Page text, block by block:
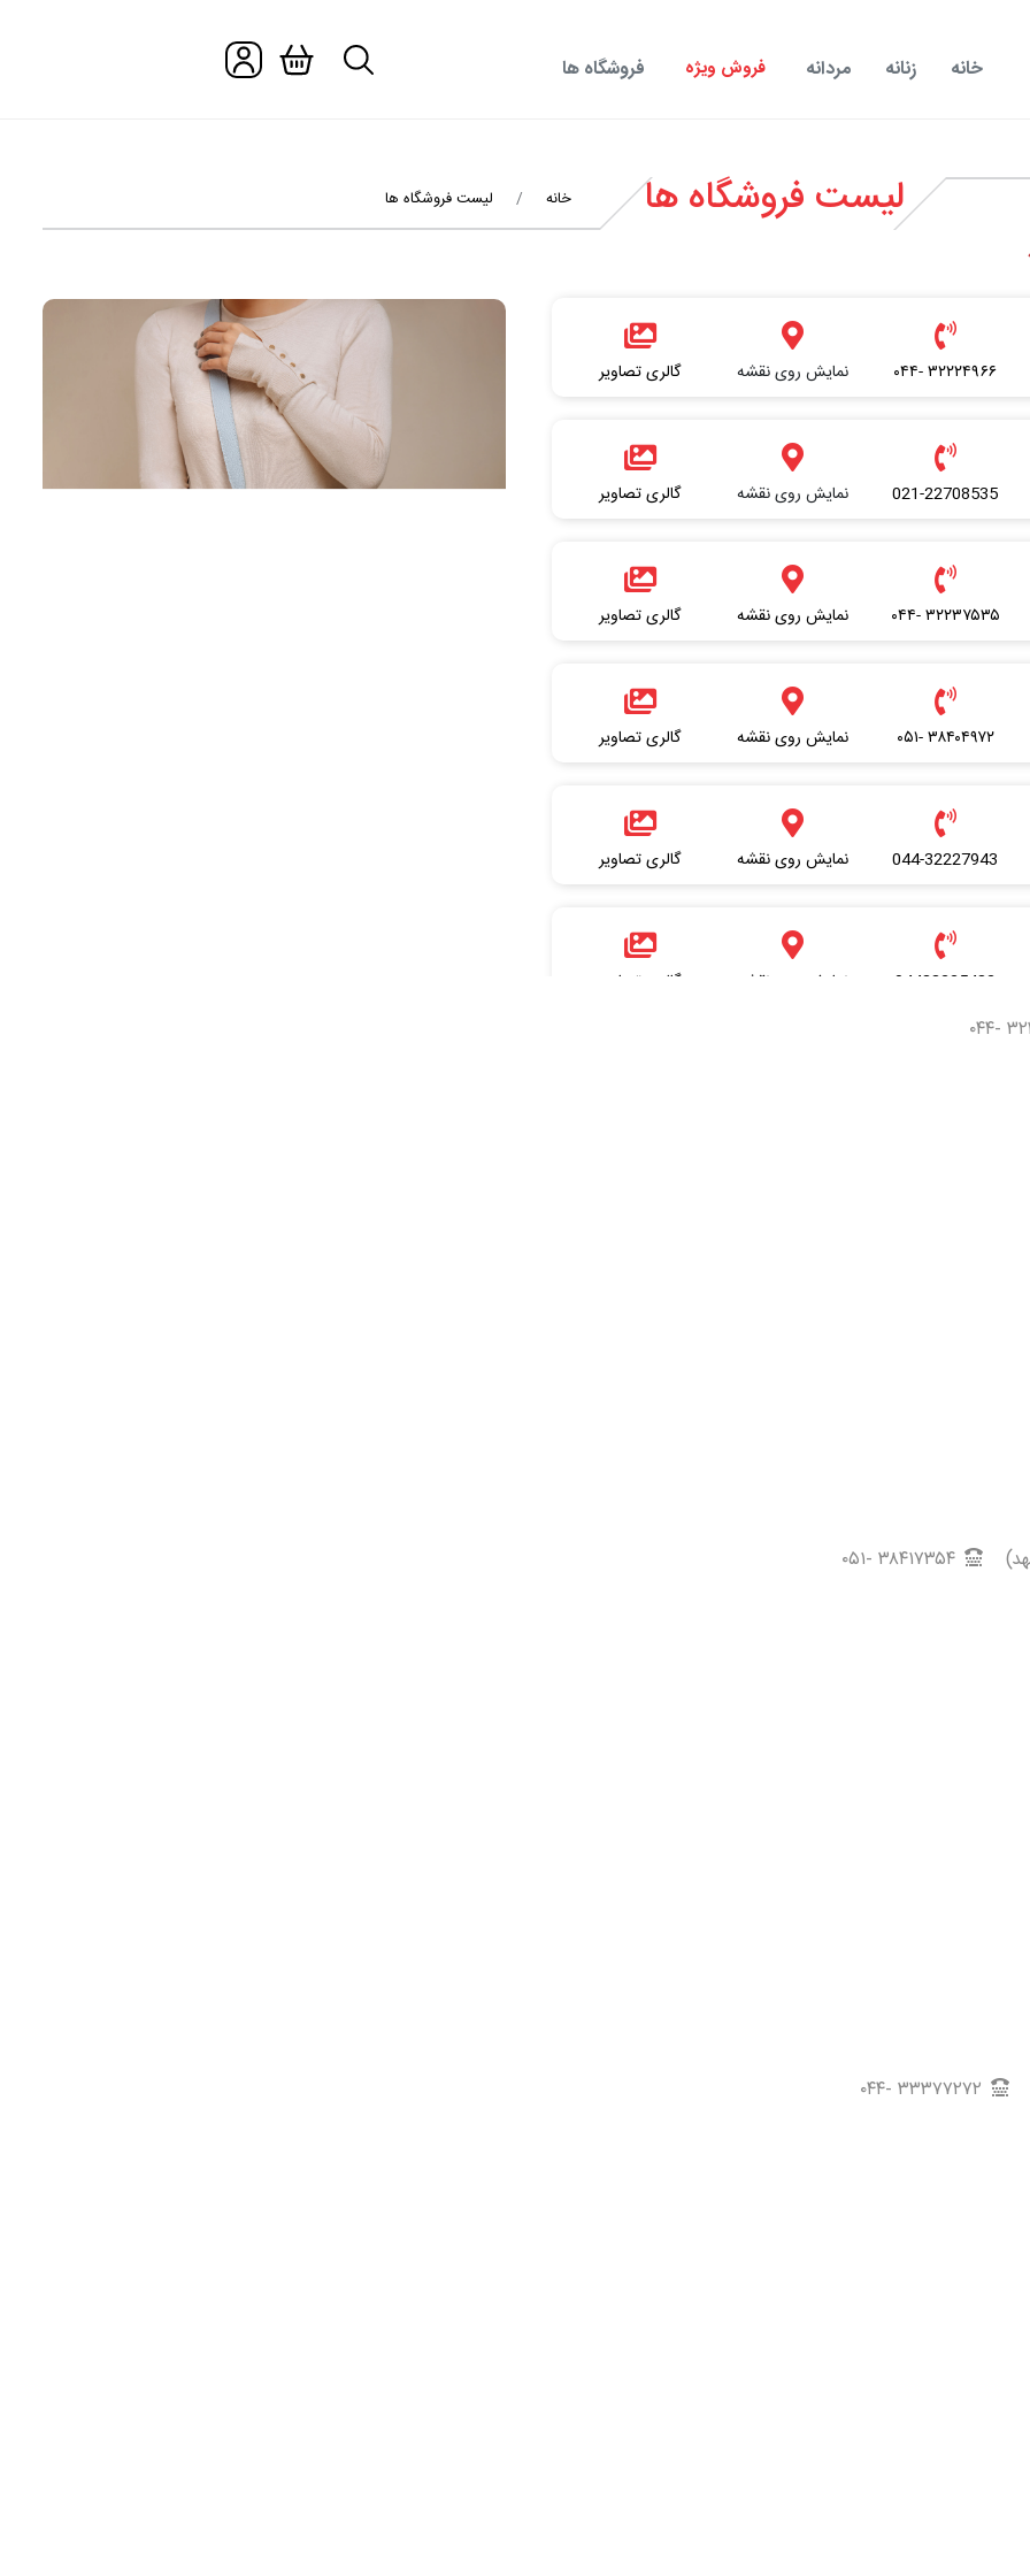
خانه زنانه مردانه فروش ویژه فروشگاه ها
لیست فروشگاه ها خانه / لیست فروشگاه ها
۳۲۲۲۴۹۶۶ -۰۴۴ نمایش روی نقشه گالری تصاویر
021-22708535
نمایش روی نقشه گالری تصاویر
۳۲۲۳۷۵۳۵ -۰۴۴
نمایش روی نقشه گالری تصاویر
۳۸۴۰۴۹۷۲ -۰۵۱
نمایش روی نقشه گالری تصاویر
044-32227943
نمایش روی نقشه گالری تصاویر
04433225482
نمایش روی نقشه گالری تصاویر
۳۸۴۱۷۳۵۴ -۰۵۱
۳۳۳۷۷۲۷۲ -۰۴۴